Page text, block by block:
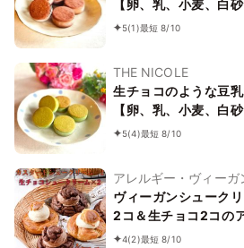
【卵、乳、小麦、白
ンフリースイーツ】
5(1)最短 8/10
THE NICOLE
生チョコのような豆
【卵、乳、小麦、白
ンフリースイーツ】
ギー配慮》
5(4)最短 8/10
アレルギー・ヴィーガ
L'AURA(ローラ)
ヴィーガンシューク
2コ＆生チョコ2コの
《ヴィーガンスイーツ
4(2)最短 8/10